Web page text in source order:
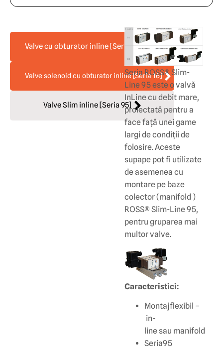
Valve cu obturator inline [Seriile 21 și 27]
Valve solenoid cu obturator inline [Seria 16]
Valve Slim inline [Seria 95]
Seria ROSS® Slim-
Line 95 este o valvă
InLine cu debit mare,
proiectată pentru a
face față unei game
largi de condiții de
folosire. Aceste
supape pot fi utilizate
de asemenea cu
montare pe baze
colector (manifold )
ROSS® Slim-Line 95,
pentru gruparea mai
multor valve.
Caracteristici:
Montajflexibil –
in-
line sau manifold
Seria95